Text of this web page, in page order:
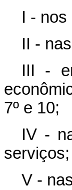
I -
II -
III -
7º e 10;
IV -
serviços;
V -